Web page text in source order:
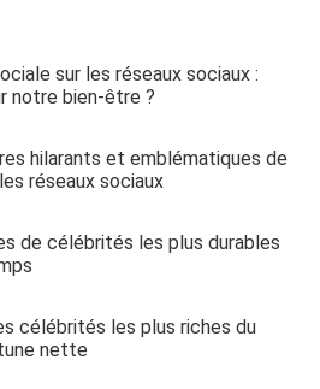
sur les réseaux sociaux :
notre bien-être ?
hilarants et emblématiques de
réseaux sociaux
de célébrités les plus durables
célébrités les plus riches du
nette